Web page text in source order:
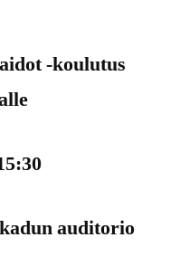
-koulutus
auditorio